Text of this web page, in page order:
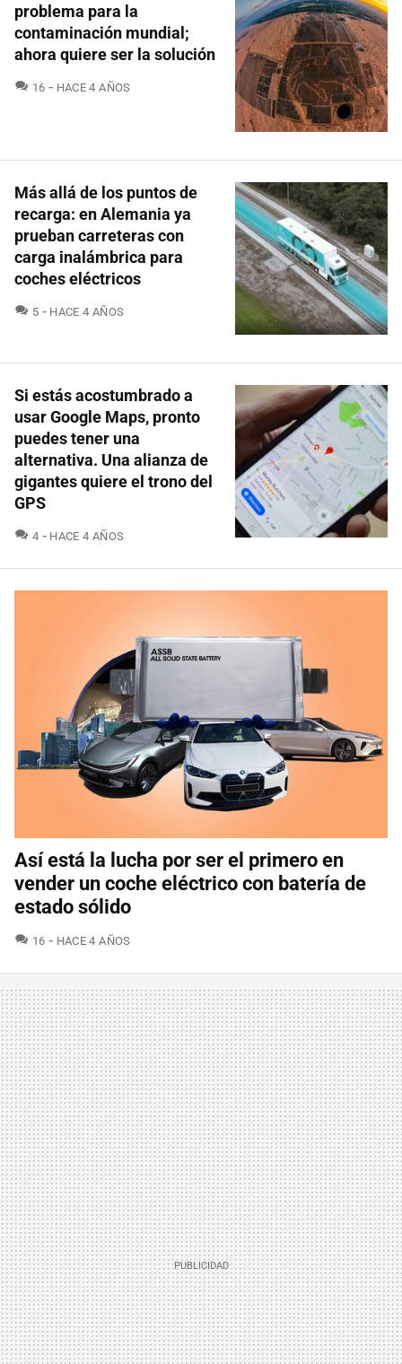
problema para la
contaminación mundial;
ahora quiere ser la solución
16 COMENTARIOS
HACE 4 AÑOS
Más allá de los puntos de
recarga: en Alemania ya
prueban carreteras con
carga inalámbrica para
coches eléctricos
5 COMENTARIOS
HACE 4 AÑOS
Si estás acostumbrado a
usar Google Maps, pronto
puedes tener una
alternativa. Una alianza de
gigantes quiere el trono del
GPS
4 COMENTARIOS
HACE 4 AÑOS
Así está la lucha por ser el primero en
vender un coche eléctrico con batería de
estado sólido
16 COMENTARIOS
HACE 4 AÑOS